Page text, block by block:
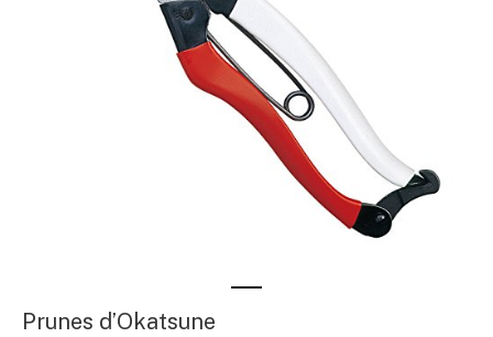
Prunes d’Okatsune